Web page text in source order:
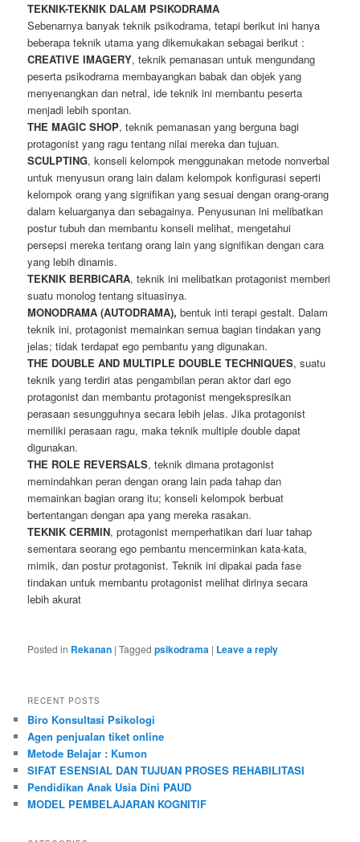
TEKNIK-TEKNIK DALAM PSIKODRAMA
Sebenarnya banyak teknik psikodrama, tetapi berikut ini hanya
beberapa teknik utama yang dikemukakan sebagai berikut :
CREATIVE IMAGERY, teknik pemanasan untuk mengundang
peserta psikodrama membayangkan babak dan objek yang
menyenangkan dan netral, ide teknik ini membantu peserta
menjadi lebih spontan.
THE MAGIC SHOP, teknik pemanasan yang berguna bagi
protagonist yang ragu tentang nilai mereka dan tujuan.
SCULPTING, konseli kelompok menggunakan metode nonverbal
untuk menyusun orang lain dalam kelompok konfigurasi seperti
kelompok orang yang signifikan yang sesuai dengan orang-orang
dalam keluarganya dan sebagainya. Penyusunan ini melibatkan
postur tubuh dan membantu konseli melihat, mengetahui
persepsi mereka tentang orang lain yang signifikan dengan cara
yang lebih dinamis.
TEKNIK BERBICARA, teknik ini melibatkan protagonist memberi
suatu monolog tentang situasinya.
MONODRAMA (AUTODRAMA), bentuk inti terapi gestalt. Dalam
teknik ini, protagonist memainkan semua bagian tindakan yang
jelas; tidak terdapat ego pembantu yang digunakan.
THE DOUBLE AND MULTIPLE DOUBLE TECHNIQUES, suatu
teknik yang terdiri atas pengambilan peran aktor dari ego
protagonist dan membantu protagonist mengekspresikan
perasaan sesungguhnya secara lebih jelas. Jika protagonist
memiliki perasaan ragu, maka teknik multiple double dapat
digunakan.
THE ROLE REVERSALS, teknik dimana protagonist
memindahkan peran dengan orang lain pada tahap dan
memainkan bagian orang itu; konseli kelompok berbuat
bertentangan dengan apa yang mereka rasakan.
TEKNIK CERMIN, protagonist memperhatikan dari luar tahap
sementara seorang ego pembantu mencerminkan kata-kata,
mimik, dan postur protagonist. Teknik ini dipakai pada fase
tindakan untuk membantu protagonist melihat dirinya secara
lebih akurat
Posted in Rekanan |Tagged psikodrama | Leave a reply
RECENT POSTS
Biro Konsultasi Psikologi
Agen penjualan tiket online
Metode Belajar : Kumon
SIFAT ESENSIAL DAN TUJUAN PROSES REHABILITASI
Pendidikan Anak Usia Dini PAUD
MODEL PEMBELAJARAN KOGNITIF